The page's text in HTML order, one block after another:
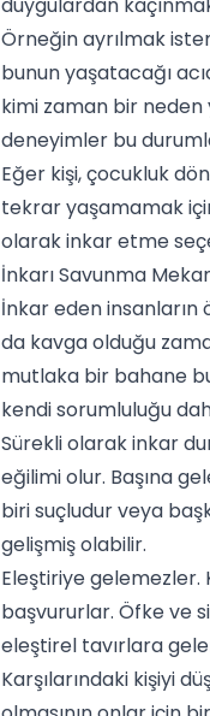
Örneğin ayrılmak
bunun yaşatacağı
kimi zaman bir
deneyimler bu
Eğer kişi, çocukluk
tekrar yaşamamak
olarak inkar etme
İnkarı Savunma
İnkar eden insanların
da kavga olduğu
mutlaka bir bahane
kendi sorumluluğu
Sürekli olarak inkar
eğilimi olur. Başına
biri suçludur veya
gelişmiş olabilir.
Eleştiriye gelemezler.
başvururlar. Öfke ve
eleştirel tavırlara
Karşılarındaki kişiyi